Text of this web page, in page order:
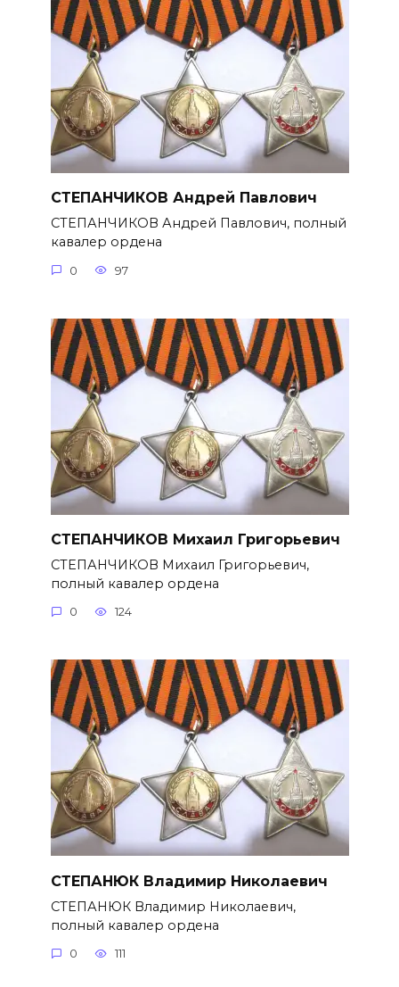
СТЕПАНЧИКОВ Андрей Павлович
СТЕПАНЧИКОВ Андрей Павлович, полный
кавалер ордена
0 97
СТЕПАНЧИКОВ Михаил Григорье­вич
СТЕПАНЧИКОВ Михаил Григорье­вич,
полный кавалер ордена
0 124
СТЕПАНЮК Владимир Николаевич
СТЕПАНЮК Владимир Николае­вич,
полный кавалер ордена
0 111